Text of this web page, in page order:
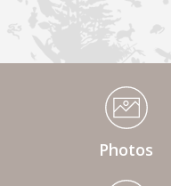
Médiathèque Footer
Photos